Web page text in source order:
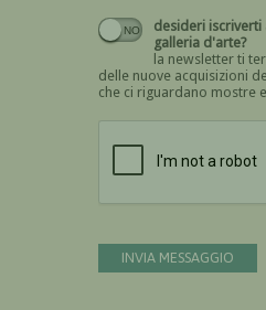
desideri iscriverti alla
galleria d'arte?
la newsletter ti
delle nuove acquisizioni
che ci riguardano mostre
INVIA MESSAGGIO